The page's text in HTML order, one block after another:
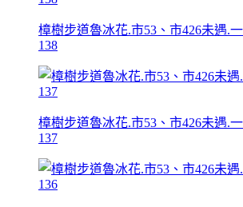
樟樹步道魯冰花.市53、市426未遇.
138
樟樹步道魯冰花.市53、市426未遇.
137